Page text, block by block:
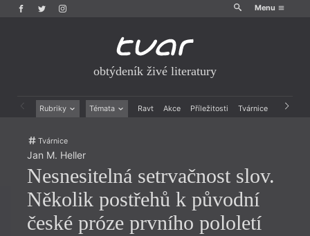
Menu
obtýdeník živé literatury
Rubriky Témata Ravt Akce Příležitosti Tvárnice Archiv
Drobná publicistika
Esejistika
Recenze a reflexe
Rozhovory
Právě vychází
Mauzoleum
Divadlo
Dokument
Výroční ceny
Tvárnice
Jan M. Heller
Nesnesitelná setrvačnost slov.
Několik postřehů k původní
české próze prvního pololetí